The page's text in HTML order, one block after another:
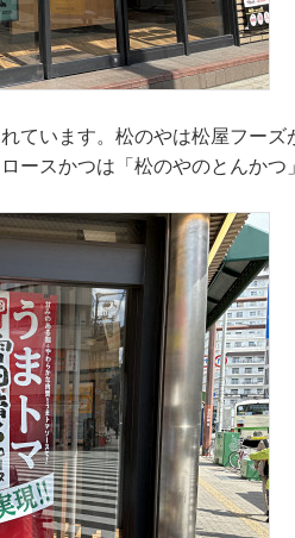
ています。松のやは松屋フーズ
ースかつは「松のやのとんかつ